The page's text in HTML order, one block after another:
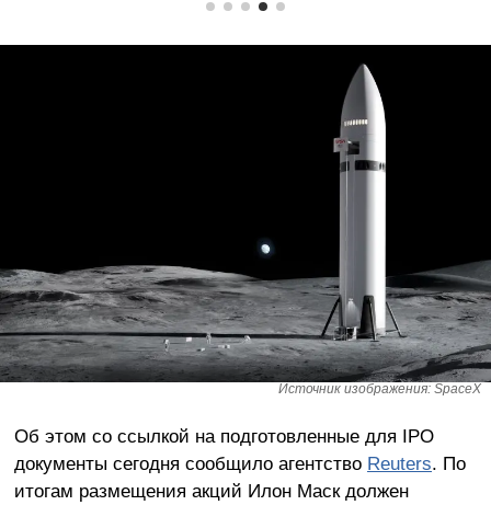
Источник изображения: SpaceX
Об этом со ссылкой на подготовленные для IPO
документы сегодня сообщило агентство Reuters. По
итогам размещения акций Илон Маск должен